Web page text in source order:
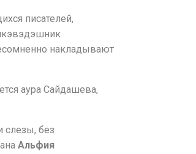
писателей,
накладывают
аура Сайдашева,
слезы, без
Альфия